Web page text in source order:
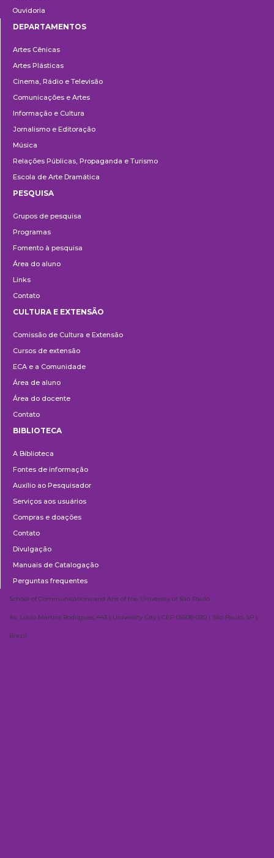
Ouvidoria
DEPARTAMENTOS
Artes Cênicas
Artes Plásticas
Cinema, Rádio e Televisão
Comunicações e Artes
Informação e Cultura
Jornalismo e Editoração
Música
Relações Públicas, Propaganda e Turismo
Escola de Arte Dramática
PESQUISA
Grupos de pesquisa
Programas
Fomento à pesquisa
Área do aluno
Links
Contato
e
Extensão
CULTURA E EXTENSÃO
Comissão de Cultura e Extensão
Cursos de extensão
ECA e a Comunidade
Área de aluno
Área do docente
Contato
BIBLIOTECA
A Biblioteca
Fontes de informação
Auxílio ao Pesquisador
Serviços aos usuários
Compras e doações
Contato
Divulgação
Manuais de Catalogação
Perguntas frequentes
School of Communications and Arts of the University of São Paulo
Av. Lúcio Martins Rodrigues, 443 | University City | CEP 05508-020 | São Paulo, SP |
Brazil